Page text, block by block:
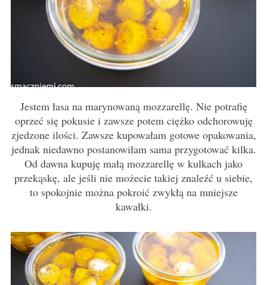
Jestem łasa na marynowaną mozzarellę. Nie potrafię
oprzeć się pokusie i zawsze potem ciężko odchorowuję
zjedzone ilości. Zawsze kupowałam gotowe opakowania,
jednak niedawno postanowiłam sama przygotować kilka.
Od dawna kupuję małą mozzarellę w kulkach jako
przekąskę, ale jeśli nie możecie takiej znaleźć u siebie,
to spokojnie można pokroić zwykłą na mniejsze
kawałki.